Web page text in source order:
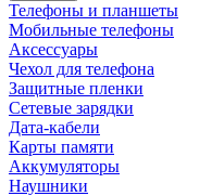
Телефоны и планшеты
Мобильные телефоны
Аксессуары
Чехол для телефона
Защитные пленки
Сетевые зарядки
Дата-кабели
Карты памяти
Аккумуляторы
Наушники